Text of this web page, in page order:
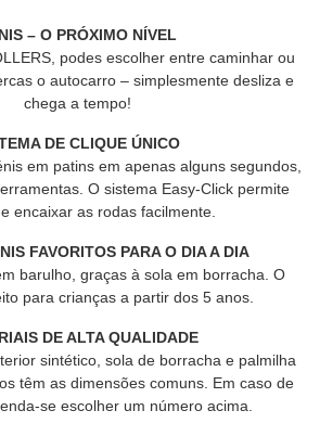
– O PRÓXIMO NÍVEL
podes escolher entre caminhar ou
o autocarro – simplesmente desliza e
chega a tempo!
DE CLIQUE ÚNICO
em patins em apenas alguns segundos,
O sistema Easy-Click permite
encaixar as rodas facilmente.
FAVORITOS PARA O DIA A DIA
barulho, graças à sola em borracha. O
para crianças a partir dos 5 anos.
DE ALTA QUALIDADE
sintético, sola de borracha e palmilha
têm as dimensões comuns. Em caso de
se escolher um número acima.